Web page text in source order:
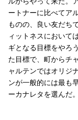
ートナーに比べてア
ものの、良い友だち
ィットネスにおいて
ギとなる目標をやろ
た目標で、町からチ
ャルテンではオリジ
ンが一般的には最も
ーカナレタを選んだ。